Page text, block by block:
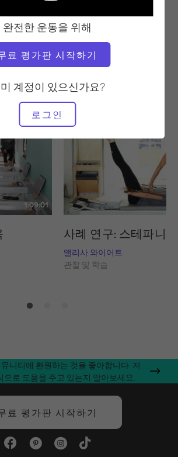
완전한 운동을 위해
료 평가판 시작하기
계정이 있으신가요?
로그인
클래스 찾기
고급 0 - 10분 매트
운동
1:09:01
사례 연구: 스테파니
앨리사 와이어트
관찰 및 학습
뮤니티에 환원하는 것을 좋아합니다. 저
으로 도움을 주고 있는지 알아보세요.
료 평가판 시작하기